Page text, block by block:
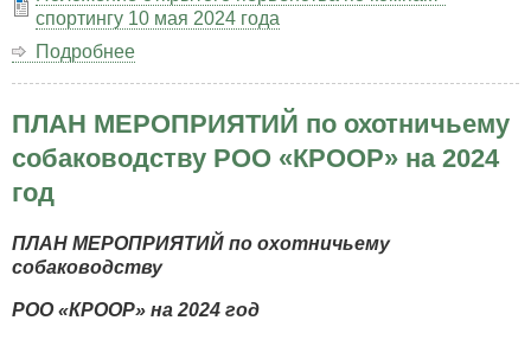
спортингу 10 мая 2024 года
Подробнее
по
спортингу
2024
года
ПЛАН МЕРОПРИЯТИЙ по охотничьему
собаководству РОО «КРООР» на 2024
год
ПЛАН МЕРОПРИЯТИЙ по охотничьему
собаководству
РОО «КРООР» на 2024 год